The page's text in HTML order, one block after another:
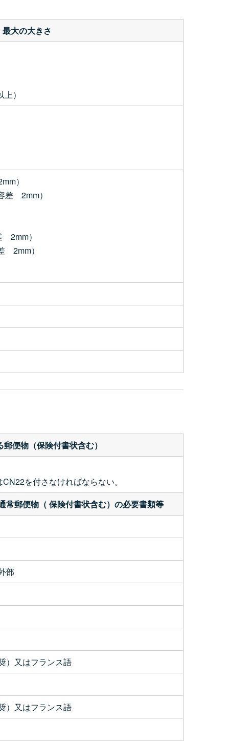
最大の大きさ
）
）
差 2mm）
2mm）
2mm）
便物（保険付書状含む）
を付さなければならない。
常郵便物（ 保険付書状含む）の必要書類等
部
）又はフランス語
）又はフランス語